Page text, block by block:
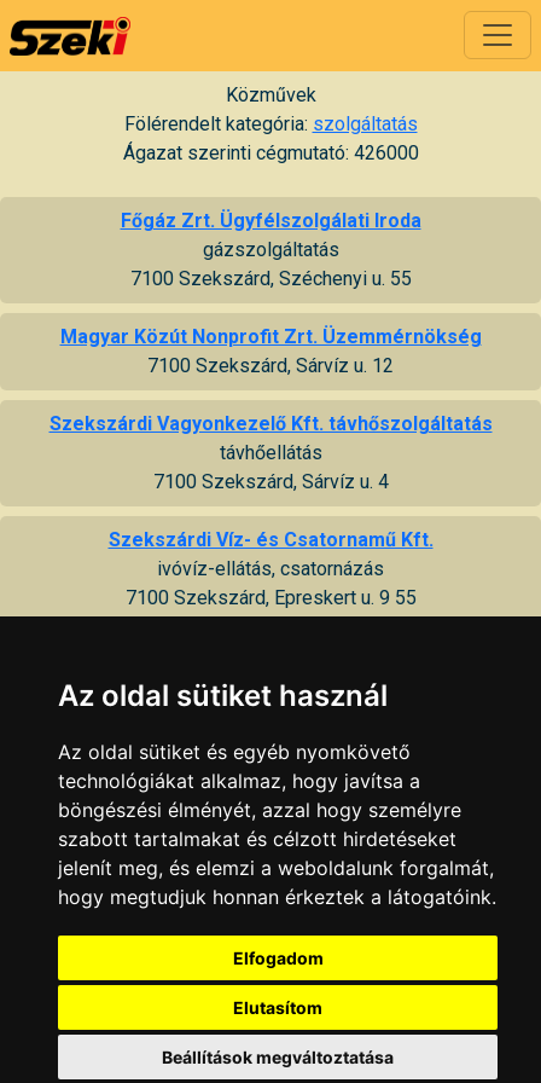
Közművek
Fölérendelt kategória: szolgáltatás
Ágazat szerinti cégmutató: 426000
Főgáz Zrt. Ügyfélszolgálati Iroda
gázszolgáltatás
7100 Szekszárd, Széchenyi u. 55
Magyar Közút Nonprofit Zrt. Üzemmérnökség
7100 Szekszárd, Sárvíz u. 12
Szekszárdi Vagyonkezelő Kft. távhőszolgáltatás
távhőellátás
7100 Szekszárd, Sárvíz u. 4
Szekszárdi Víz- és Csatornamű Kft.
ivóvíz-ellátás, csatornázás
7100 Szekszárd, Epreskert u. 9 55
vízellátás
7100 Szekszárd, Toldi u. 6
TARR Kft.
Kábel-TV hálózat üzemeltetés, HBO műsorszolgáltatás
7100 Szekszárd, Bezerédj u. 2
URANUS Víz-Csatorna Kft.
vízellátás, csatornázás
7100 Szekszárd, Keselyűsi út 22
KAPCSOLAT|HIRDETÉS
Minden jog fenntartva © 2002 - 2026 Szeki.hu
Az oldal sütiket használ
Az oldal sütiket és egyéb nyomkövető
technológiákat alkalmaz, hogy javítsa a
böngészési élményét, azzal hogy személyre
szabott tartalmakat és célzott hirdetéseket
jelenít meg, és elemzi a weboldalunk forgalmát,
hogy megtudjuk honnan érkeztek a látogatóink.
Elfogadom
Elutasítom
Beállítások megváltoztatása